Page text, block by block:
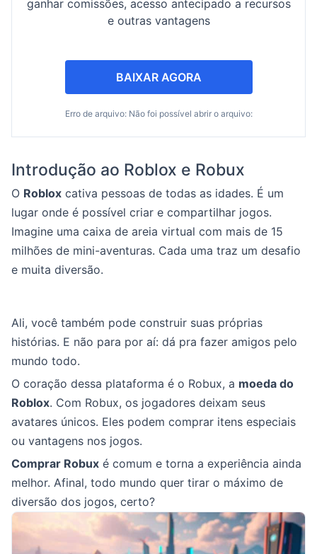
ganhar comissões, acesso antecipado a recursos
e outras vantagens
BAIXAR AGORA
Erro de arquivo: Não foi possível abrir o arquivo:
Introdução ao Roblox e Robux
O Roblox cativa pessoas de todas as idades. É um
lugar onde é possível criar e compartilhar jogos.
Imagine uma caixa de areia virtual com mais de 15
milhões de mini-aventuras. Cada uma traz um desafio
e muita diversão.
Ali, você também pode construir suas próprias
histórias. E não para por aí: dá pra fazer amigos pelo
mundo todo.
O coração dessa plataforma é o Robux, a moeda do
Roblox. Com Robux, os jogadores deixam seus
avatares únicos. Eles podem comprar itens especiais
ou vantagens nos jogos.
Comprar Robux é comum e torna a experiência ainda
melhor. Afinal, todo mundo quer tirar o máximo de
diversão dos jogos, certo?